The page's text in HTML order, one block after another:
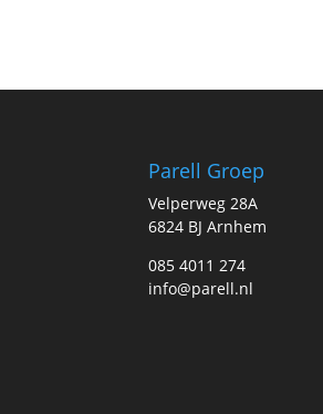
Parell Groep
Velperweg 28A
6824 BJ Arnhem
085 4011 274
info@parell.nl